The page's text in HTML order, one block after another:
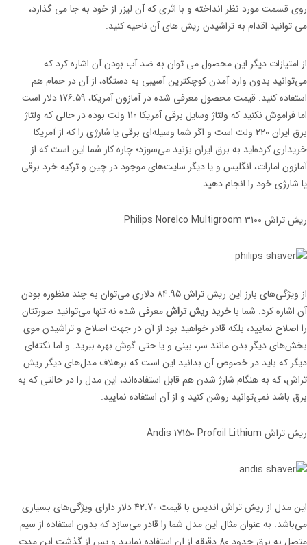
روی قسمت مورد نظر انداخته و با اثری که آن لیزر از خود به جا می گذارد،
می توانید اقدام به تراشیدن ریش های آن ناحیه کنید.
از امتیازات دیگر این محصول می توان به ضد آب بودن آن اشاره کرد که
می‌توانید بدون وارد آمدن کوچکترین آسیبی به دستگاه، از آن در حمام هم
استفاده کنید. قیمت محصول معرفی شده در آمازون آمریکا، 176.59 دلار است
اما فراموش نکنید که ولتاژ وسایل برقی آمریکا 110 ولت بوده در حالی که ولتاژ
برق ایران 220 ولت است و اگر شما وسیله‌ای برقی یا شارژی را که از آمریکا
خریداری کرده‌اید به برق ایران بزنید می‌سوزد؛ چاره کار شما این است که از
آمازون امارات، انگلیس و یا دیگر سایت‌های موجود در چین و ترکیه خرد برقی
یا شارژی خود را انجام دهید.
ریش تراش Philips Norelco Multigroom 3100
از ویژگی‌های بارز این ریش تراش 84.95 دلاری می‌توان به چند منظوره بودن
آن اشاره کرد. شما باخرید ریش تراشمعرفی شده نه تنها می‌توانید صورتتان
را اصلاح نمایید، بلکه قادر خواهید بود از آن در جهت اصلاح و تراشیدن موی
بخش‌های دیگر بدن مانند سر، بینی و یا حتی گوش بهره ببرید. و اما نکته‌ای
دیگر که باید در خصوص آن بدانید این است که برهلاف مدل‌های دیگر ریش
تراش، که به هنگام شارژ شدن هم قابل استفاده‌اند، این مدل را در حالتی که به
برق باشد نمی‌توانید روشن کنید و از آن استفاده نمایید.
ریش تراش Andis 17150 Profoil Lithium
این مدل از ریش تراش اندیس با قیمت 42.70 دلار دارای ویژگی‌های بسیاری
می‌باشد. به عنوان مثال این مدل شما را قادر می‌سازد که بدون استفاده از سیم
متصل به برق حدود 80 دقیقه از آن استفاده نمایید و پس از گذشت این مدت